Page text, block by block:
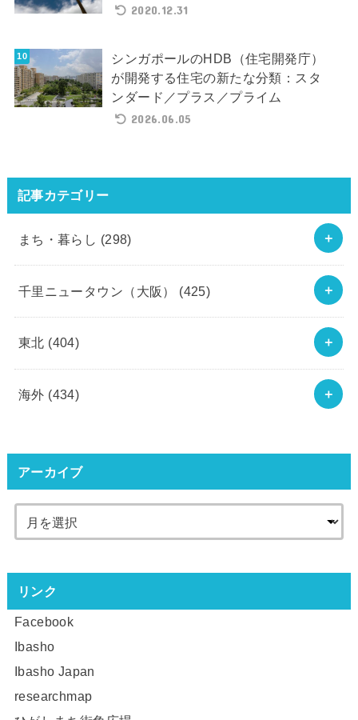
2020.12.31
シンガポールのHDB（住宅開発庁）
が開発する住宅の新たな分類：スタ
ンダード／プラス／プライム
2026.06.05
記事カテゴリー
まち・暮らし (298)
千里ニュータウン（大阪） (425)
東北 (404)
海外 (434)
アーカイブ
リンク
Facebook
Ibasho
Ibasho Japan
researchmap